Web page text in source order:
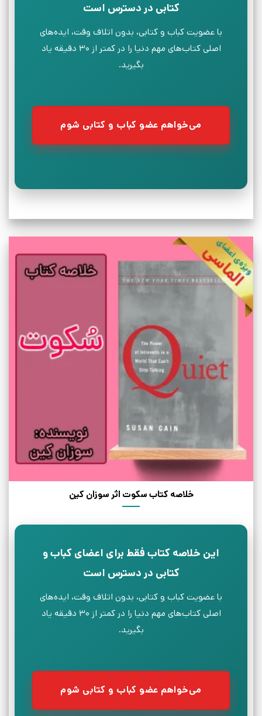
کتابی در دسترس است
با عضویت کباب و کتابی، بدون اتلاف وقت، ایده‌های
اصلی کتاب‌های مهم دنیا را در کمتر از ۳۰ دقیقه یاد
بگیرید.
می‌خواهم عضو کباب و کتابی شوم
خلاصه کتاب سکوت اثر سوزان کین
این خلاصه کتاب فقط برای اعضای کباب و
کتابی در دسترس است
با عضویت کباب و کتابی، بدون اتلاف وقت، ایده‌های
اصلی کتاب‌های مهم دنیا را در کمتر از ۳۰ دقیقه یاد
بگیرید.
می‌خواهم عضو کباب و کتابی شوم